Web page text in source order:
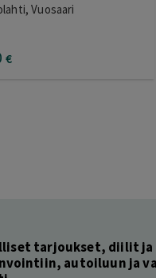
Vuosaari
€
tarjoukset, diilit
autoiluun ja